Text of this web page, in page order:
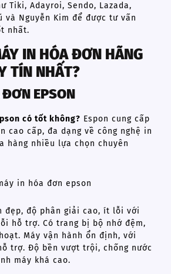
Tiki, Adayroi, Sendo, Lazada,
và Nguyễn Kim để được tư vấn
nhất.
IN HÓA ĐƠN HÃNG
TÍN NHẤT?
EPSON
có tốt không? Espon cung cấp
cao cấp, đa dạng về công nghệ in
hàng nhiều lựa chọn chuyên
đẹp, độ phân giải cao, ít lỗi với
hỗ trợ. Có trang bị bộ nhớ đệm,
Máy vận hành ổn định, với
trợ. Độ bền vượt trội, chống nước
máy khá cao.